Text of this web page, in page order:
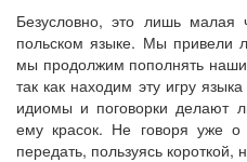
Безусловно, это лишь
польском языке. Мы привели
мы продолжим пополнять
так как находим эту игру
идиомы и поговорки делают
ему красок. Не говоря уже
передать, пользуясь